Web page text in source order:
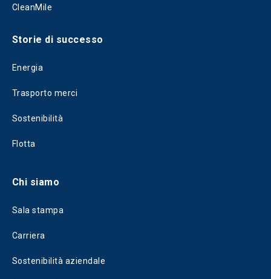
CleanMile
Storie di successo
Energia
Trasporto merci
Sostenibilità
Flotta
Chi siamo
Sala stampa
Carriera
Sostenibilità aziendale